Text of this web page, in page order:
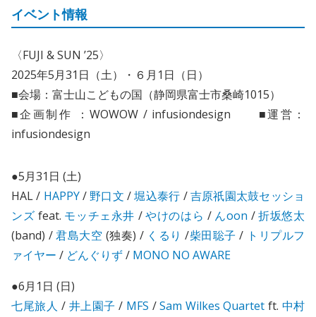
イベント情報
〈FUJI & SUN ’25〉
2025年5月31日（土）・６月1日（日）
■会場：富士山こどもの国（静岡県富士市桑崎1015）
■企画制作 ：WOWOW / infusiondesign ■運営：
infusiondesign
●5月31日 (土)
HAL / HAPPY/野口文 /堀込泰行 /吉原祇園太鼓セッショ
ンズ feat. モッチェ永井 /やけのはら / んoon /折坂悠太
(band) /君島大空 (独奏) / くるり /柴田聡子 / トリプルフ
ァイヤー / どんぐりず/ MONO NO AWARE
●6月1日 (日)
七尾旅人 / 井上園子 / MFS /Sam Wilkes Quartet ft. 中村